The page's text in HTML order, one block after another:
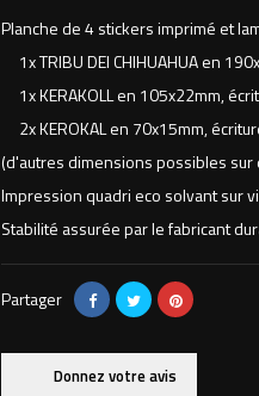
Planche de 4 stickers imprimé et
1x TRIBU DEI CHIHUAHUA en
1x KERAKOLL en 105x22mm,
2x KEROKAL en 70x15mm,
(d'autres dimensions possibles sur
Impression quadri eco solvant sur
Stabilité assurée par le fabricant
Partager
Donnez votre avis